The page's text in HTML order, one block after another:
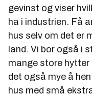
gevinst og viser
ha i industrien. Få
hus selv om det er
land. Vi bor også i
mange store hytter
det også mye å
hus med små